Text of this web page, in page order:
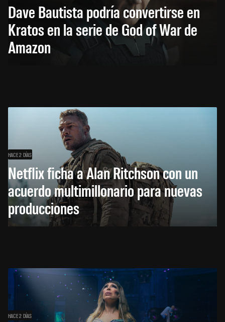
Dave Bautista podría convertirse en
Kratos en la serie de God of War de
Amazon
HACE 2 DÍAS
Netflix ficha a Alan Ritchson con un
acuerdo multimillonario para nuevas
producciones
HACE 2 DÍAS